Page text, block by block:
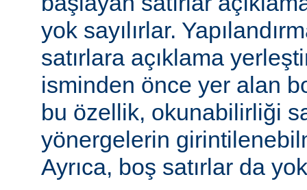
yok sayılırlar.
satırlara açıklama
isminden önce yer alan
bu özellik, okunabilirliği
yönergelerin
Ayrıca, boş satırlar da